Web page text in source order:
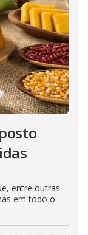
entre outras
em todo o